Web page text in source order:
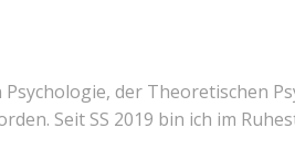
der Theoretischen
Seit SS 2019 bin ich im